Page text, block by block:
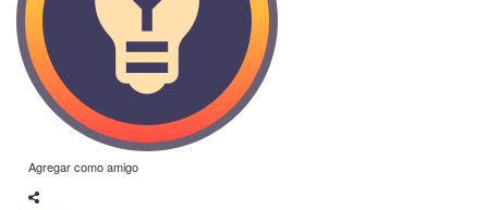
Agregar como amigo